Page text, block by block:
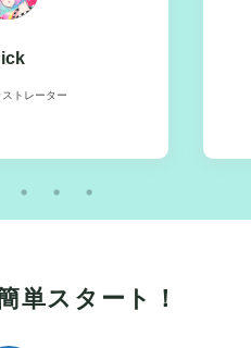
トレーター
単スタート！